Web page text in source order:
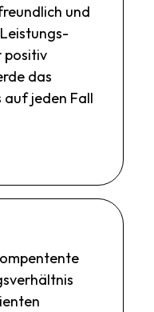
und
positiv
das
jeden Fall